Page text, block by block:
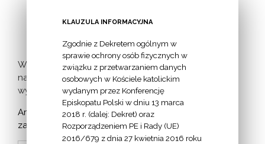
milczącej [...]
Więcej
nadchodzących
wydarzeń >
Archiwum
zapowiedzi:
KLAUZULA INFORMACYJNA
Zgodnie z Dekretem ogólnym w
sprawie ochrony osób fizycznych w
związku z przetwarzaniem danych
osobowych w Kościele katolickim
wydanym przez Konferencję
Episkopatu Polski w dniu 13 marca
2018 r. (dalej: Dekret) oraz
Rozporządzeniem PE i Rady (UE)
2016/679 z dnia 27 kwietnia 2016 roku